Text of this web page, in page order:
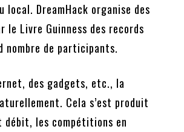
local. DreamHack organise des
le Livre Guinness des records
nombre de participants.
des gadgets, etc., la
Cela s’est produit
débit, les compétitions en